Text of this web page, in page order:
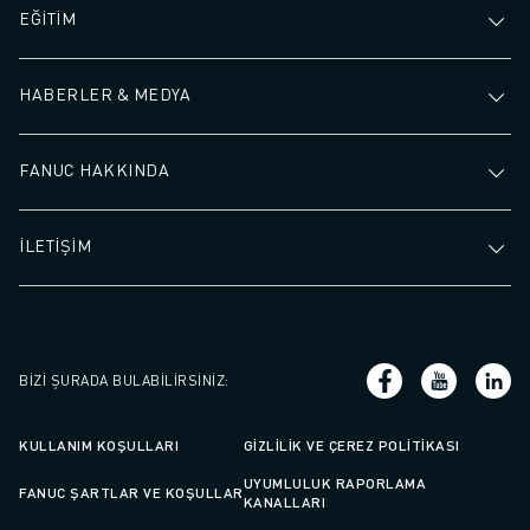
KÜNYE
EĞİTİM
HABERLER & MEDYA
FANUC HAKKINDA
İLETİŞİM
BIZI ŞURADA BULABILIRSINIZ:
KULLANIM KOŞULLARI GIZLILIK VE ÇEREZ POLITIKASI
FANUC ŞARTLAR VE KOŞULLAR
UYUMLULUK RAPORLAMA
KANALLARI